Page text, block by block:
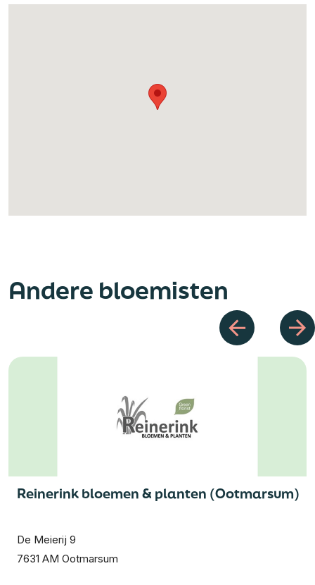
Andere bloemisten
Reinerink bloemen & planten (Ootmarsum)
De Meierij 9
7631 AM Ootmarsum